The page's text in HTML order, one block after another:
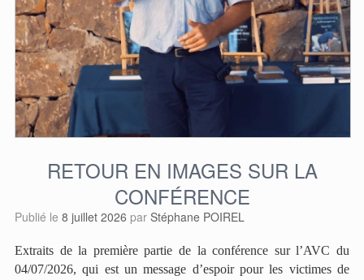
RETOUR EN IMAGES SUR LA
CONFÉRENCE
Publié le 8 juillet 2026 par Stéphane POIREL
Extraits de la première partie de la conférence sur l’AVC du
04/07/2026, qui est un message d’espoir pour les victimes de